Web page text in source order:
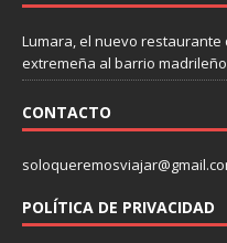
Lumara, el nuevo restaurante
extremeña al barrio
CONTACTO
POLÍTICA DE PRIVACIDAD